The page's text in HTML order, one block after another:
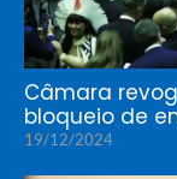
Câmara
bloqueio de
19/12/2024